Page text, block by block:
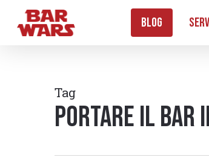
Blog
Tag
portare il bar